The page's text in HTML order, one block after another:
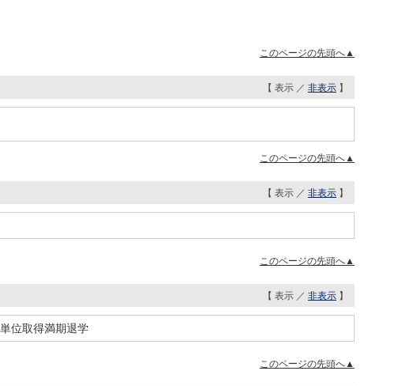
このページの先頭へ▲
【 表示 ／ 非表示 】
このページの先頭へ▲
【 表示 ／ 非表示 】
このページの先頭へ▲
【 表示 ／ 非表示 】
位取得満期退学
このページの先頭へ▲